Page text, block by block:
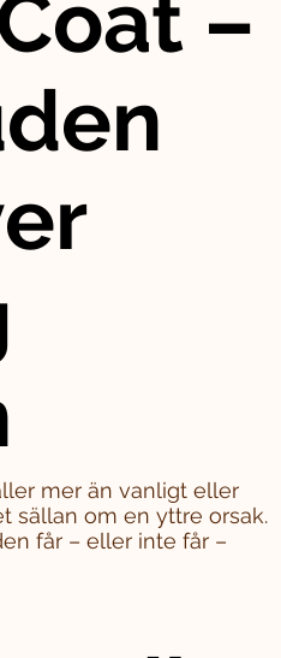
–
mer än vanligt eller
sällan om en yttre orsak.
får – eller inte får –